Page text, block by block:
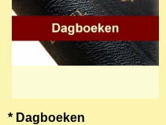
* Dagboeken